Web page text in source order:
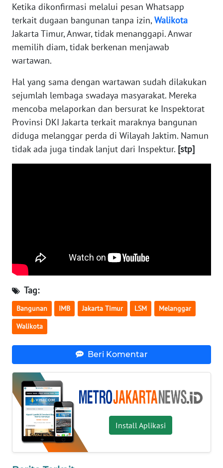
Ketika dikonfirmasi melalui pesan Whatsapp
terkait dugaan bangunan tanpa izin,Walikota
Jakarta Timur, Anwar, tidak menanggapi. Anwar
memilih diam, tidak berkenan menjawab
wartawan.
Hal yang sama dengan wartawan sudah dilakukan
sejumlah lembaga swadaya masyarakat. Mereka
mencoba melaporkan dan bersurat ke Inspektorat
Provinsi DKI Jakarta terkait maraknya bangunan
diduga melanggar perda di Wilayah Jaktim. Namun
tidak ada juga tindak lanjut dari Inspektur. [stp]
Tag:
Bangunan IMB Jakarta Timur LSM Melanggar
Walikota
Beri Komentar
Install Aplikasi
WN
RIAU
WN
SERAMBI
WN
JAMBI
WN
SULTRA
WN
WN
WN
SUMBAR
WN
WN
BENGKULU
WN
LAMPUNG